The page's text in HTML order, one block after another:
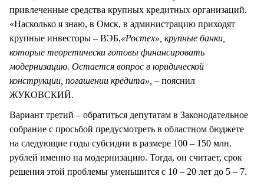
привлеченные средства крупных кредитных организаций.
«Насколько я знаю, в Омск, в администрацию приходят
крупные инвесторы – ВЭБ,«Ростех», крупные банки,
которые теоретически готовы финансировать
модернизацию. Остается вопрос в юридической
конструкции, погашении кредита», – пояснил
ЖУКОВСКИЙ.
Вариант третий – обратиться депутатам в Законодательное
собрание с просьбой предусмотреть в областном бюджете
на следующие годы субсидии в размере 100 – 150 млн.
рублей именно на модернизацию. Тогда, он считает, срок
решения этой проблемы уменьшится с 10 – 20 лет до 5 – 7.